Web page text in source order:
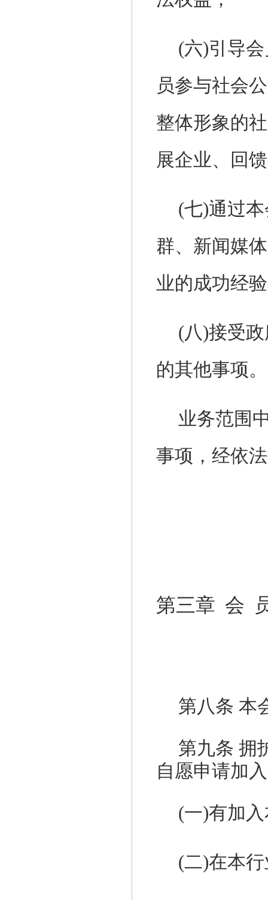
(六)引导
员参与社会
整体形象的
展企业、回
(七)通过
群、新闻媒
业的成功经
(八)接受
的其他事项。
业务范围
事项，经依
第三章 会
第八条 本
第九条 拥
自愿申请加
(一)有加
(二)在本